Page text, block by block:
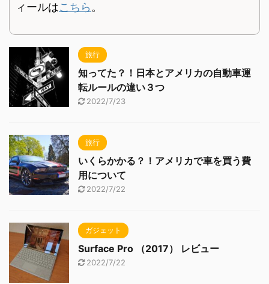
ィールはこちら 。
旅行
知ってた？！日本とアメリカの自動車運
転ルールの違い３つ
2022/7/23
旅行
いくらかかる？！アメリカで車を買う費
用について
2022/7/22
ガジェット
Surface Pro （2017） レビュー
2022/7/22